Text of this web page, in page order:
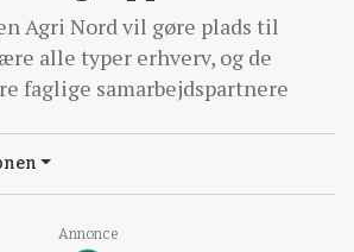
Annonce
Agri Nord vil gøre plads til
alle typer erhverv, og de
faglige samarbejdspartnere